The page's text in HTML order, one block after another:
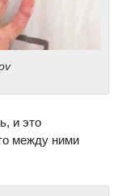
и это
между ними